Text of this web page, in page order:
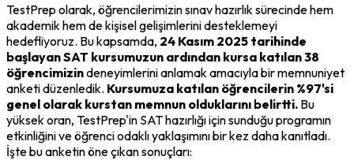
TestPrep olarak, öğrencilerimizin sınav hazırlık sürecinde hem
akademik hem de kişisel gelişimlerini desteklemeyi
hedefliyoruz. Bu kapsamda, 24 Kasım 2025 tarihinde
başlayan SAT kursumuzun ardından kursa katılan 38
öğrencimizin deneyimlerini anlamak amacıyla bir memnuniyet
anketi düzenledik. Kursumuza katılan öğrencilerin %97'si
genel olarak kurstan memnun olduklarını belirtti. Bu
yüksek oran, TestPrep'in SAT hazırlığı için sunduğu programın
etkinliğini ve öğrenci odaklı yaklaşımını bir kez daha kanıtladı.
İşte bu anketin öne çıkan sonuçları: